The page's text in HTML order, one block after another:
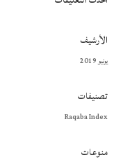
الأرشيف
يونيو 2019
تصنيفات
Raqaba Index
منوعات